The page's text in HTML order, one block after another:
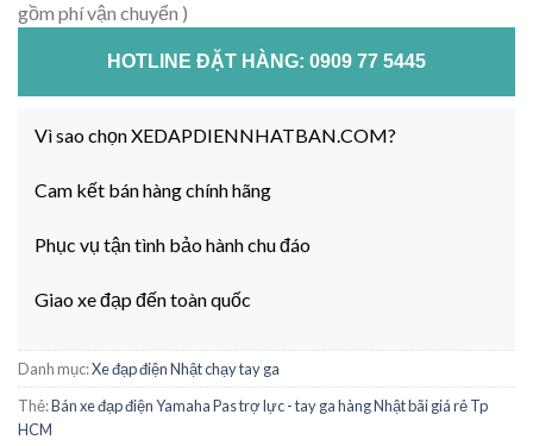
gồm phí vận chuyển )
HOTLINE ĐẶT HÀNG: 0909 77 5445
Vì sao chọn XEDAPDIENNHATBAN.COM?
Cam kết bán hàng chính hãng
Phục vụ tận tình bảo hành chu đáo
Giao xe đạp đến toàn quốc
Danh mục:Xe đạp điện Nhật chạy tay ga
Thẻ:Bán xe đạp điện Yamaha Pas trợ lực - tay ga hàng Nhật bãi giá rẻ Tp
HCM